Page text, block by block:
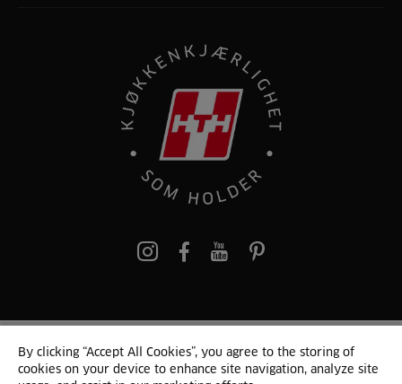
pinterest
© 2024 HTH
By clicking “Accept All Cookies”, you agree to the storing of
cookies on your device to enhance site navigation, analyze site